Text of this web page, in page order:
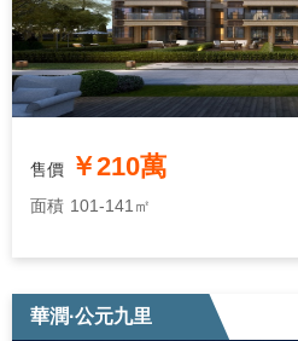
售價 ￥210萬
面積 101-141㎡
華潤·公元九里